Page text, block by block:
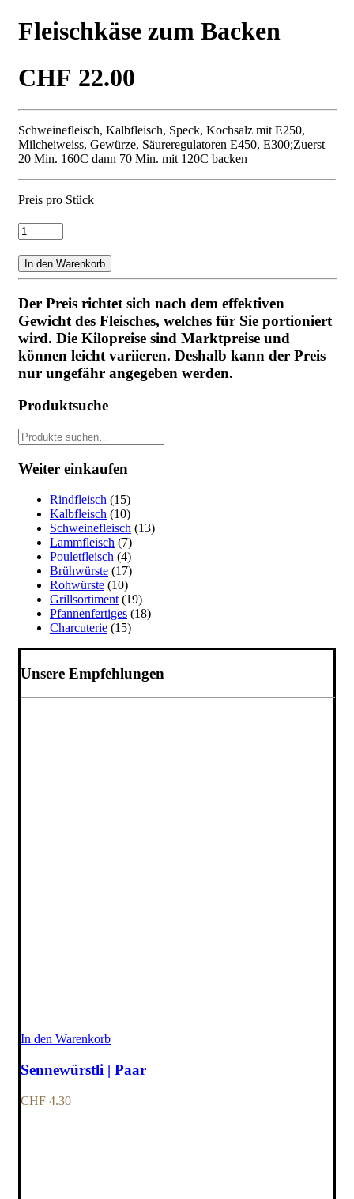
Fleischkäse zum Backen
CHF 22.00
Schweinefleisch, Kalbfleisch, Speck, Kochsalz mit E250,
Milcheiweiss, Gewürze, Säureregulatoren E450, E300;Zuerst
20 Min. 160C dann 70 Min. mit 120C backen
Preis pro Stück
Fleischkäse
zum
Backen
Menge
In den Warenkorb
Der Preis richtet sich nach dem effektiven
Gewicht des Fleisches, welches für Sie portioniert
wird. Die Kilopreise sind Marktpreise und
können leicht variieren. Deshalb kann der Preis
nur ungefähr angegeben werden.
Produktsuche
Suche
nach:
Weiter einkaufen
Rindfleisch (15)
Kalbfleisch (10)
Schweinefleisch (13)
Lammfleisch (7)
Pouletfleisch (4)
Brühwürste (17)
Rohwürste (10)
Grillsortiment (19)
Pfannenfertiges (18)
Charcuterie (15)
Unsere Empfehlungen
In den Warenkorb
Sennewürstli | Paar
CHF 4.30